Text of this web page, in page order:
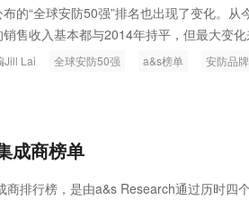
的“全球安防50强”排名也出现了变化。从
售收入基本都与2014年持平，但最大变
大华股份Dahua Technology)的巨幅增长
Jill Lai 全球安防50强 a&s榜单 安防品
成商榜单
排行榜，是由a&s Research通过历时四
术，筑造低 智联航空：无人机赋能
输行业创新